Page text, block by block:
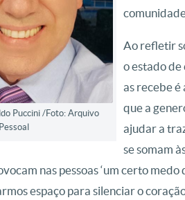
Puccini /Foto: Arquivo
Pessoal
Ao refletir
o estado de
as recebe
que a
ajudar a
se somam
nas pessoas ‘um certo
espaço para silenciar o